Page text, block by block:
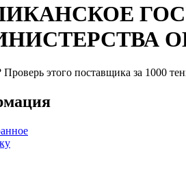
этого поставщика за 1000